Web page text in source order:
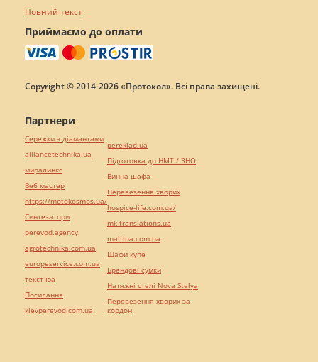
Повний текст
Приймаємо до оплати
Copyright © 2014-2026 «Протокол». Всі права захищені.
Партнери
Сережки з діамантами
alliancetechnika.ua
миралинкс
Веб мастер
https://motokosmos.ua/
Синтезатори
perevod.agency
agrotechnika.com.ua
europeservice.com.ua
текст юа
Посилання
kievperevod.com.ua
pereklad.ua
Підготовка до НМТ / ЗНО
Винна шафа
Перевезення хворих
hospice-life.com.ua/
mk-translations.ua
maltina.com.ua
Шафи купе
Брендові сумки
Натяжні стелі Nova Stelya
Перевезення хворих за
кордон